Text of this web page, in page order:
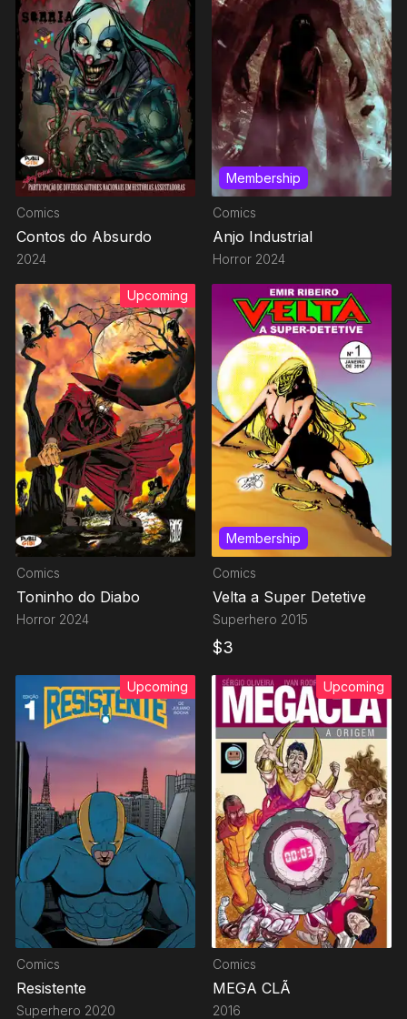
Comics
Contos do Absurdo
2024
Membership
Comics
Anjo Industrial
Horror 2024
Upcoming
Comics
Toninho do Diabo
Horror 2024
Membership
Comics
Velta a Super Detetive
Superhero 2015
$3
Upcoming
Comics
Resistente
Superhero 2020
Upcoming
Comics
MEGA CLÃ
2016